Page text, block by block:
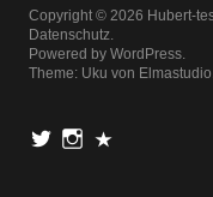
Copyright © 2026 Hubert-
Datenschutz
Powered by WordPress
Theme: Uku von Elmastudio